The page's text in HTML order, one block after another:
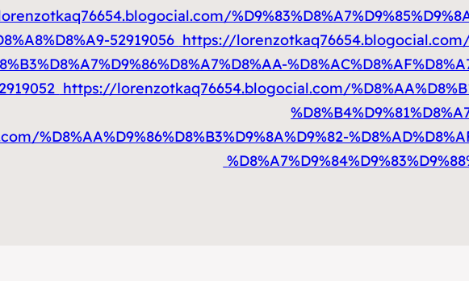
52919056 https://lorenzotkaq76654.blogocial.com/
https://lorenzotkaq76654.blogocial.com/
%D8%AA%D9%86%D8%B3%D9%8A%D9%82-